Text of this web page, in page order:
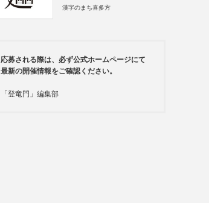
漢字のまち喜多方
応募される際は、必ず公式ホームページにて
最新の開催情報をご確認ください。
「登竜門」編集部